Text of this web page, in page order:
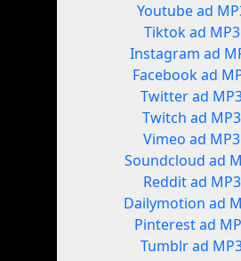
Youtube ad
Tiktok ad MP3
Instagram ad
Facebook ad
Twitter ad
Twitch ad MP3
Vimeo ad MP3
Soundcloud ad
Reddit ad MP3
Dailymotion ad
Pinterest ad
Tumblr ad